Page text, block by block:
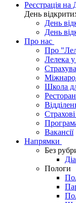
Реєстрація на
День
День
День
Про нас
Про
Лелека
Школа
Ресторан
Вакансії
Напрямки
Без
Пологи